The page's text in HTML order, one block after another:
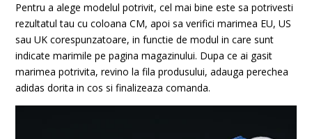
Pentru a alege modelul potrivit, cel mai bine este sa potrivesti
rezultatul tau cu coloana CM, apoi sa verifici marimea EU, US
sau UK corespunzatoare, in functie de modul in care sunt
indicate marimile pe pagina magazinului. Dupa ce ai gasit
marimea potrivita, revino la fila produsului, adauga perechea
adidas dorita in cos si finalizeaza comanda.